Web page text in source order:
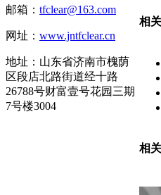
邮箱： tfclear@163.com
网址： www.jntfclear.cn
地址：山东省济南市槐荫
区段店北路街道经十路
26788号财富壹号花园三期
7号楼3004
相
相